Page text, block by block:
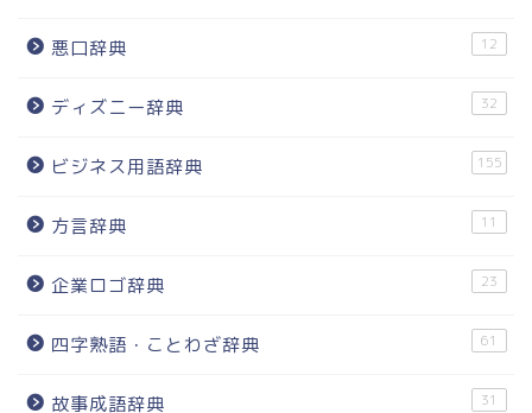
悪口辞典 12
ディズニー辞典 32
ビジネス用語辞典 155
方言辞典 11
企業ロゴ辞典 23
四字熟語・ことわざ辞典 61
故事成語辞典 31